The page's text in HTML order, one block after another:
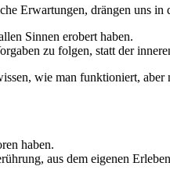
Erwartungen, drängen uns in
Sinnen erobert haben.
zu folgen, statt der
wie man funktioniert, aber
haben.
aus dem eigenen